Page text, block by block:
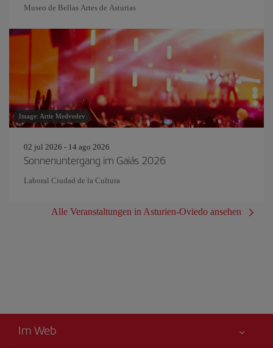
Museo de Bellas Artes de Asturias
Image: Artie Medvedev
02 jul 2026 - 14 ago 2026
Sonnenuntergang im Gaiás 2026
Laboral Ciudad de la Cultura
Alle Veranstaltungen in Asturien-Oviedo ansehen
Im Web